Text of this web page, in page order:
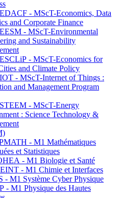
- MScT-Economics, Data
and Corporate Finance
- MScT-Environmental
and Sustainability
- MScT-Economics for
and Climate Policy
- MScT-Internet of Things :
and Management Program
- MScT-Energy
: Science Technology &
- M1 Mathématiques
et Statistiques
- M1 Biologie et Santé
- M1 Chimie et Interfaces
- M1 Système Cyber Physique
- M1 Physique des Hautes